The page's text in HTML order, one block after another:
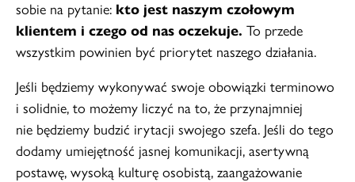
sobie na pytanie: kto jest naszym czołowym
klientem i czego od nas oczekuje. To przede
wszystkim powinien być priorytet naszego działania.
Jeśli będziemy wykonywać swoje obowiązki terminowo
i solidnie, to możemy liczyć na to, że przynajmniej
nie będziemy budzić irytacji swojego szefa. Jeśli do tego
dodamy umiejętność jasnej komunikacji, asertywną
postawę, wysoką kulturę osobistą, zaangażowanie